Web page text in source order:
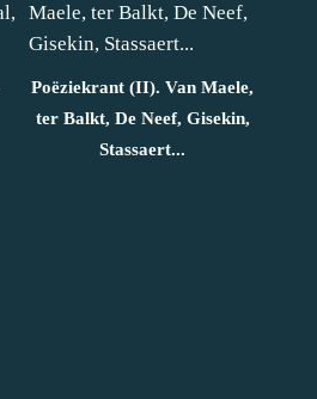
Poëziekrant (II). Van Maele,
ter Balkt, De Neef, Gisekin,
Stassaert...